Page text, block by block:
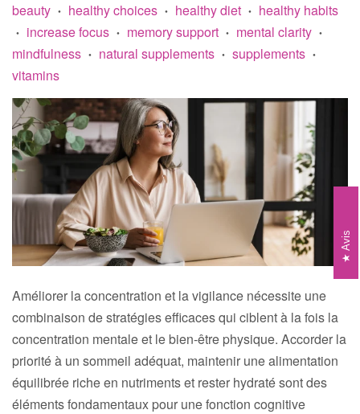
beauty • healthy choices • healthy diet • healthy habits
• increase focus • memory support • mental clarity •
mindfulness • natural supplements • supplements •
vitamins
Améliorer la concentration et la vigilance nécessite une
combinaison de stratégies efficaces qui ciblent à la fois la
concentration mentale et le bien-être physique. Accorder la
priorité à un sommeil adéquat, maintenir une alimentation
équilibrée riche en nutriments et rester hydraté sont des
éléments fondamentaux pour une fonction cognitive
Avis